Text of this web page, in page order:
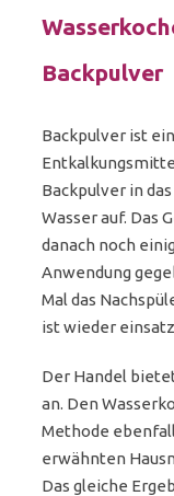
Backpulver
Backpulver ist
Backpulver in
Wasser auf. Das
danach noch
Anwendung
Mal das
ist wieder
Der Handel
an. Den
Methode
erwähnten
Das gleiche